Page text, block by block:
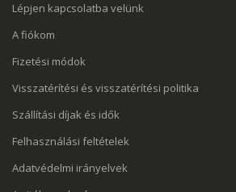
Lépjen kapcsolatba velünk
A fiókom
Fizetési módok
Visszatérítési és visszatérítési politika
Szállítási díjak és idők
Felhasználási feltételek
Adatvédelmi irányelvek